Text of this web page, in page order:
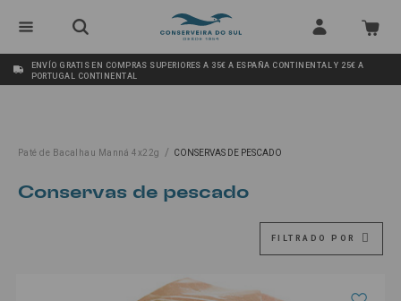
ENVÍO GRATIS EN COMPRAS SUPERIORES A 35€ A ESPAÑA CONTINENTAL Y 25€ A
PORTUGAL CONTINENTAL
Paté de Bacalhau Manná 4x22g / CONSERVAS DE PESCADO
conservas de pescado
FILTRADO POR